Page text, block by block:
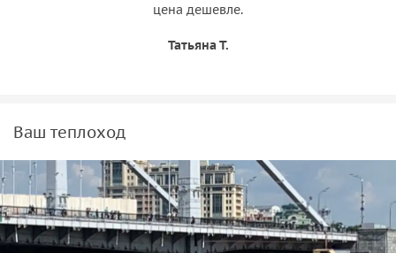
цена дешевле.
Татьяна Т.
Ваш теплоход